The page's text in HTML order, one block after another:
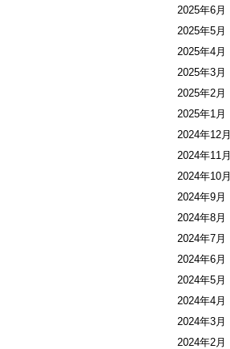
2025年6月
2025年5月
2025年4月
2025年3月
2025年2月
2025年1月
2024年12月
2024年11月
2024年10月
2024年9月
2024年8月
2024年7月
2024年6月
2024年5月
2024年4月
2024年3月
2024年2月